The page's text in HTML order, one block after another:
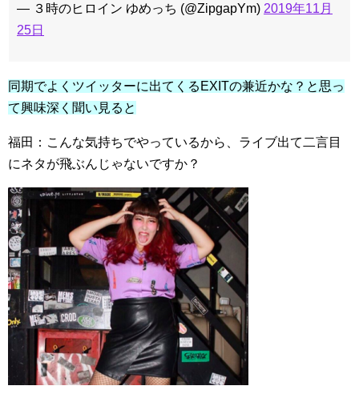
— ３時のヒロイン ゆめっち (@ZipgapYm) 2019年11月
25日
同期でよくツイッターに出てくるEXITの兼近かな？と思っ
て興味深く聞い見ると
福田：こんな気持ちでやっているから、ライブ出て二言目
にネタが飛ぶんじゃないですか？